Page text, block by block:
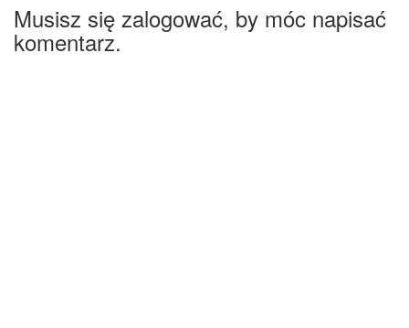
Musisz się zalogować, by móc napisać
komentarz.